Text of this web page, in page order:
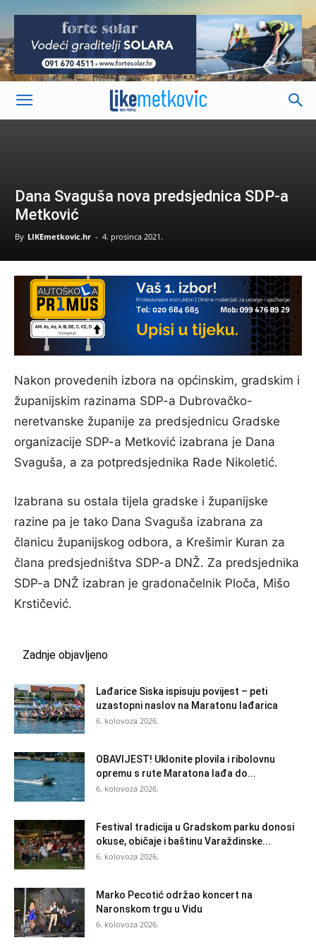
-
Dana Svaguša nova predsjednica SDP-a
Metković
By LIKEmetkovic.hr - 4. prosinca 2021.
Nakon provedenih izbora na općinskim, gradskim i
županijskim razinama SDP-a Dubrovačko-
neretvanske županije za predsjednicu Gradske
organizacije SDP-a Metković izabrana je Dana
Svaguša, a za potpredsjednika Rade Nikoletić.
Izabrana su ostala tijela gradske i županijske
razine pa je tako Dana Svaguša izabrana za
članicu županijskog odbora, a Krešimir Kuran za
člana predsjedništva SDP-a DNŽ. Za predsjednika
SDP-a DNŽ izabran je gradonačelnik Ploča, Mišo
Krstičević.
Zadnje objavljeno
Lađarice Siska ispisuju povijest – peti
uzastopni naslov na Maratonu lađarica
6. kolovoza 2026.
OBAVIJEST! Uklonite plovila i ribolovnu
opremu s rute Maratona lađa do...
6. kolovoza 2026.
Festival tradicija u Gradskom parku donosi
okuse, običaje i baštinu Varaždinske...
6. kolovoza 2026.
Marko Pecotić održao koncert na
Naronskom trgu u Vidu
6. kolovoza 2026.